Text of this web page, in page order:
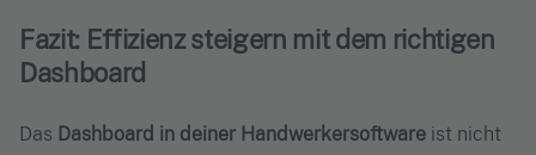
Fazit: Effizienz steigern mit dem richtigen
Dashboard
Das Dashboard in deiner Handwerkersoftware ist nicht